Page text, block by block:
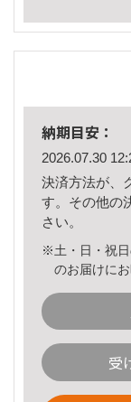
納期目安：
2026.07.30
決済方法が、
す。その他の
さい。
※土・日・祝
のお届けに
受